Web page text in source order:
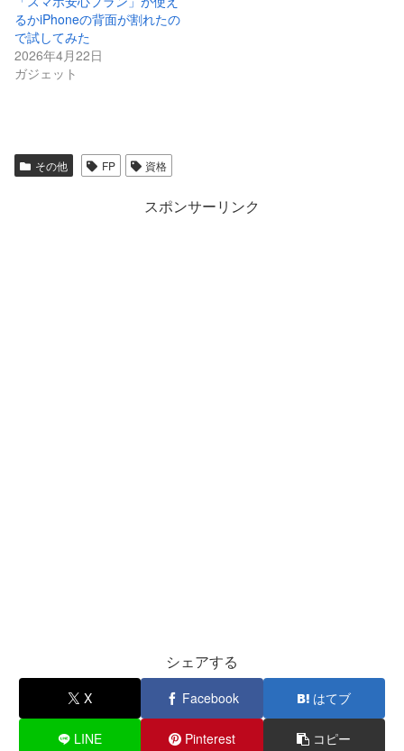
るかiPhoneの背面が割れたの
で試してみた
2026年4月22日
ガジェット
その他 FP 資格
スポンサーリンク
シェアする
X Facebook はてブ
LINE Pinterest コピー